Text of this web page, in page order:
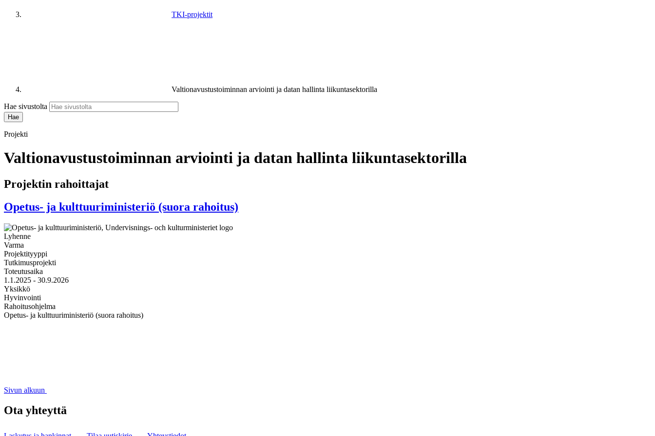
TKI-projektit
Valtionavustustoiminnan arviointi ja datan hallinta liikuntasektorilla
Hae sivustolta
Projekti
Valtionavustustoiminnan arviointi ja datan hallinta liikuntasektorilla
Projektin rahoittajat
Opetus- ja kulttuuriministeriö (suora rahoitus)
Lyhenne
Varma
Projektityyppi
Tutkimusprojekti
Toteutusaika
1.1.2025 - 30.9.2026
Yksikkö
Hyvinvointi
Rahoitusohjelma
Opetus- ja kulttuuriministeriö (suora rahoitus)
Sivun alkuun
Ota yhteyttä